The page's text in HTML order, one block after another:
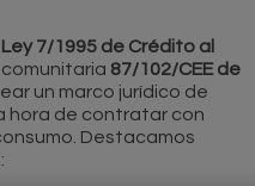
Ley 7/1995 de Crédito al
comunitaria 87/102/CEE de
un marco jurídico de
hora de contratar con
Destacamos